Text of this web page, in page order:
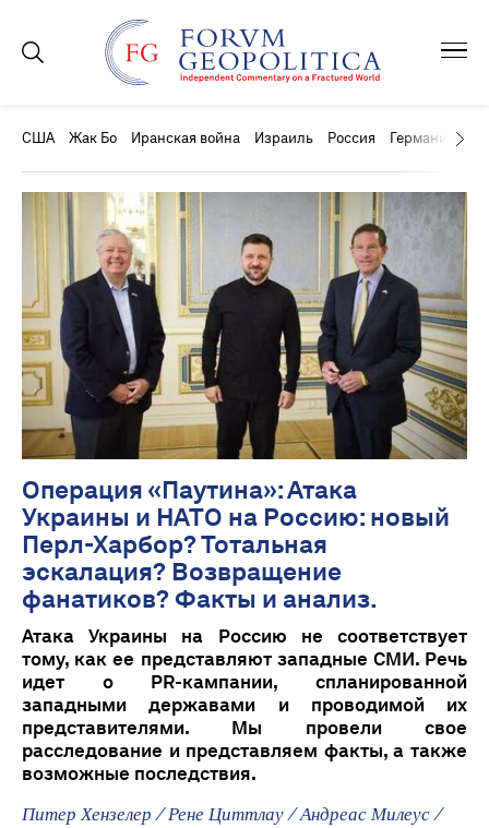
США Жак Бо Иранская война Израиль Россия Германия
Операция «Паутина»: Атака
Украины и НАТО на Россию: новый
Перл-Харбор? Тотальная
эскалация? Возвращение
фанатиков? Факты и анализ.
Атака Украины на Россию не соответствует
тому, как ее представляют западные СМИ. Речь
идет о PR-кампании, спланированной
западными державами и проводимой их
представителями. Мы провели свое
расследование и представляем факты, а также
возможные последствия.
Питер Хензелер/Рене Циттлау/Андреас Милеус/